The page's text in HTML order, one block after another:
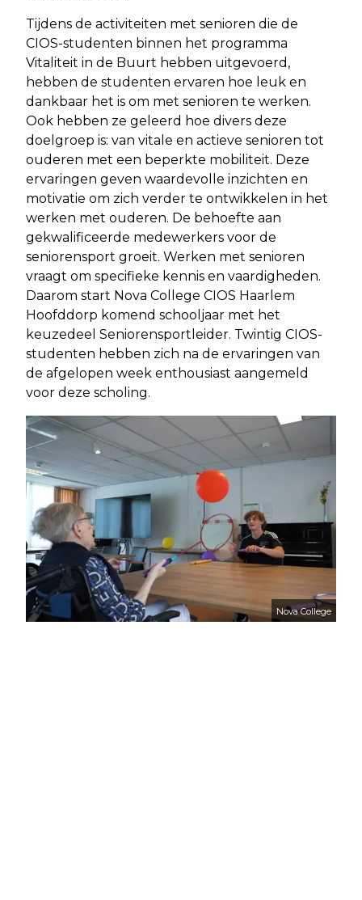
Tijdens de activiteiten met senioren die de
CIOS-studenten binnen het programma
Vitaliteit in de Buurt hebben uitgevoerd,
hebben de studenten ervaren hoe leuk en
dankbaar het is om met senioren te werken.
Ook hebben ze geleerd hoe divers deze
doelgroep is: van vitale en actieve senioren tot
ouderen met een beperkte mobiliteit. Deze
ervaringen geven waardevolle inzichten en
motivatie om zich verder te ontwikkelen in het
werken met ouderen. De behoefte aan
gekwalificeerde medewerkers voor de
seniorensport groeit. Werken met senioren
vraagt om specifieke kennis en vaardigheden.
Daarom start Nova College CIOS Haarlem
Hoofddorp komend schooljaar met het
keuzedeel Seniorensportleider. Twintig CIOS-
studenten hebben zich na de ervaringen van
de afgelopen week enthousiast aangemeld
voor deze scholing.
Nova College